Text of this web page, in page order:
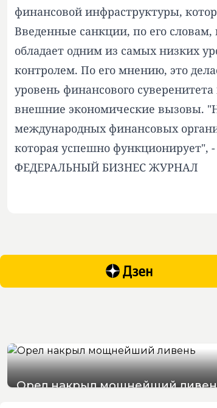
финансовой инфраструктуры,
Введенные санкции, по его
обладает одним из самых низких
контролем. По его мнению, это
уровень финансового
внешние экономические вызовы.
международных финансовых
которая успешно функционирует",
ФЕДЕРАЛЬНЫЙ БИЗНЕС ЖУРНАЛ
Орел накрыл мощнейший